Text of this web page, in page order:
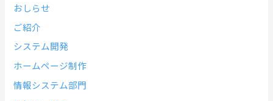
おしらせ
ご紹介
システム開発
ホームページ制作
情報システム部門